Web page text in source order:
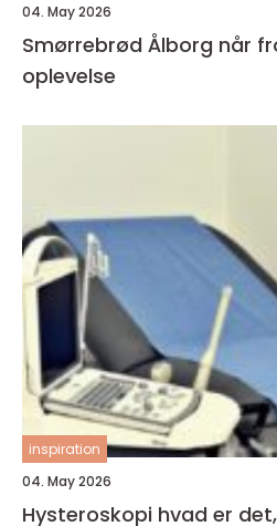
04. May 2026
Smørrebrød Ålborg når frokost bliver en
oplevelse
inspiration
04. May 2026
Hysteroskopi hvad er det, og hvornår giver